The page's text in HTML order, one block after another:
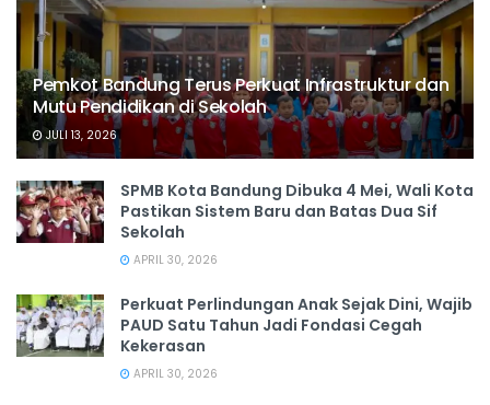
Pemkot Bandung Terus Perkuat Infrastruktur dan
Mutu Pendidikan di Sekolah
JULI 13, 2026
SPMB Kota Bandung Dibuka 4 Mei, Wali Kota
Pastikan Sistem Baru dan Batas Dua Sif
Sekolah
APRIL 30, 2026
Perkuat Perlindungan Anak Sejak Dini, Wajib
PAUD Satu Tahun Jadi Fondasi Cegah
Kekerasan
APRIL 30, 2026